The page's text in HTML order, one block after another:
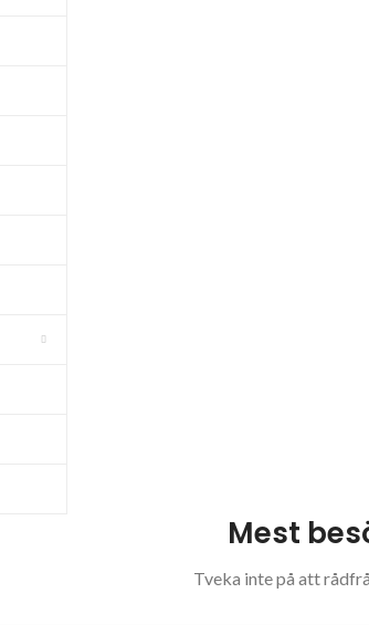
Mest
Tveka inte på att